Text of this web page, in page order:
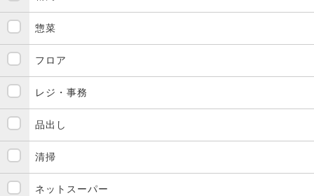
惣菜
フロア
レジ・事務
品出し
清掃
ネットスーパー